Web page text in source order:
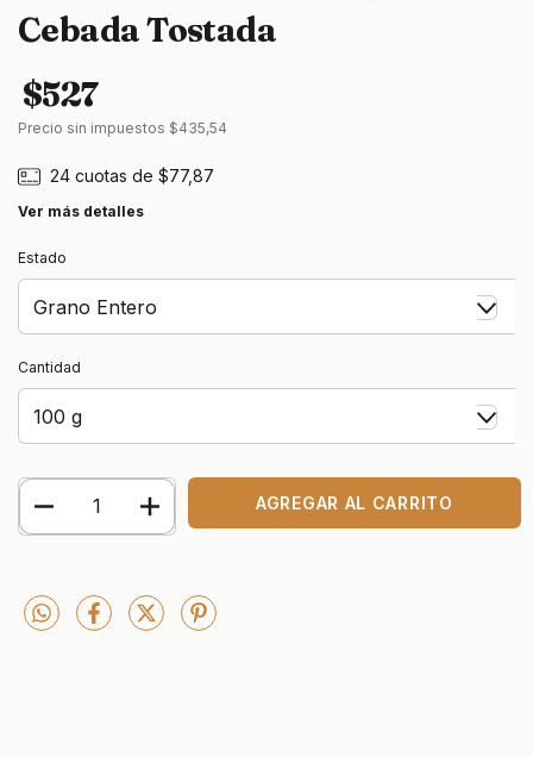
Cebada Tostada
$527
Precio sin impuestos $435,54
24 cuotas de $77,87
Ver más detalles
Estado
Cantidad